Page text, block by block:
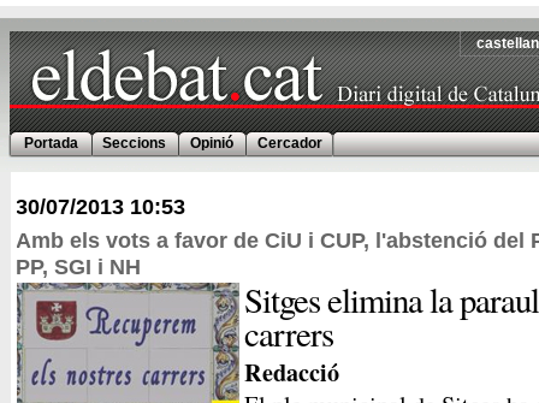
Portada Seccions Opinió Cercador
30/07/2013 10:53
Amb els vots a favor de CiU i CUP, l'abstenció del
PP, SGI i NH
Sitges elimina la
carrers
Redacció